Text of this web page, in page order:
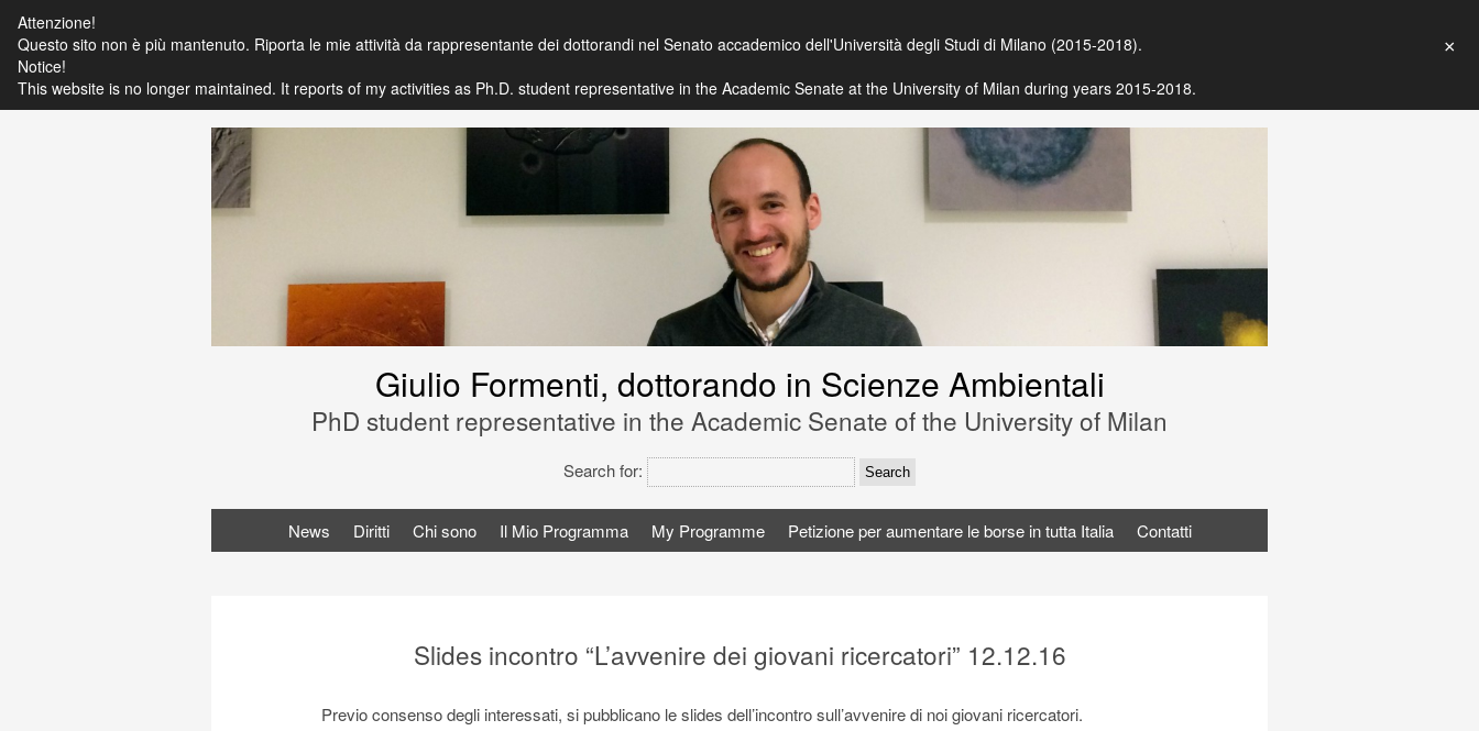
Skip
to
Content
Giulio Formenti, dottorando in Scienze Ambientali
PhD student representative in the Academic Senate of the University of Milan
Search for:
News Diritti Chi sono Il Mio Programma My Programme Petizione per aumentare le borse in tutta Italia Contatti
Slides incontro “L’avvenire dei giovani ricercatori” 12.12.16
Previo consenso degli interessati, si pubblicano le slides dell’incontro sull’avvenire di noi giovani ricercatori.
Attenzione!
Questo sito non è più mantenuto. Riporta le mie attività da rappresentante dei dottorandi nel Senato accademico dell'Università degli Studi di Milano (2015-2018).
Notice!
This website is no longer maintained. It reports of my activities as Ph.D. student representative in the Academic Senate at the University of Milan during years 2015-2018.
×